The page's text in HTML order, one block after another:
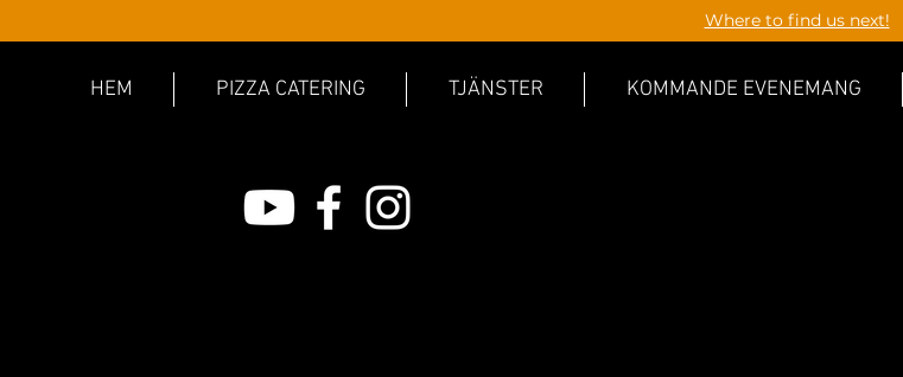
Where to find us next!
HEM PIZZA CATERING TJÄNSTER KOMMANDE EVENEMANG